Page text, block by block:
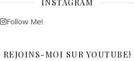
INSTAGRAM
Follow Me!
REJOINS-MOI SUR YOUTUBE!